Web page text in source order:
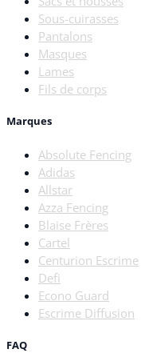
Sous-cuirasses
Pantalons
Masques
Lames
Fils de corps
Marques
Absolute Fencing
Adidas
Allstar
Azza Fencing
Blaise Frères
Cartel
Centurion Escrime
Defi
Econo Guard
Escrime Diffusion
FAQ